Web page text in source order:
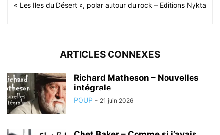
« Les Iles du Désert », polar autour du rock – Editions Nykta
ARTICLES CONNEXES
Richard Matheson – Nouvelles
intégrale
POUP - 21 juin 2026